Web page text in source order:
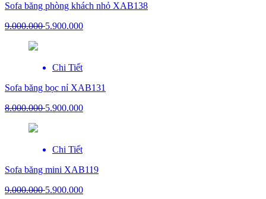
Sofa băng phòng khách nhỏ XAB138
9.000.0005.900.000
Chi Tiết
Sofa băng bọc nỉ XAB131
8.000.0005.900.000
Chi Tiết
Sofa băng mini XAB119
9.000.0005.900.000